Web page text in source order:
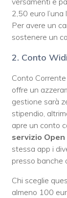
2,50 euro
Per avere un
sostenere un
2. Conto
Conto
offre un
gestione sarà
stipendio,
apre un conto
servizio Open
stessa app i
presso banche
Chi sceglie
almeno 100